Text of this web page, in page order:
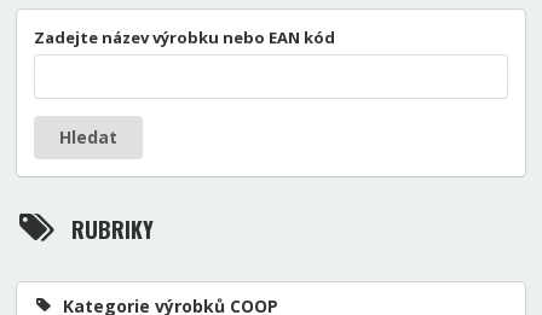
Zadejte název výrobku nebo EAN kód
Hledat
RUBRIKY
Kategorie výrobků COOP